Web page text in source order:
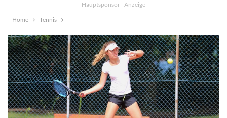
Hauptsponsor - Anzeige
Home
Tennis